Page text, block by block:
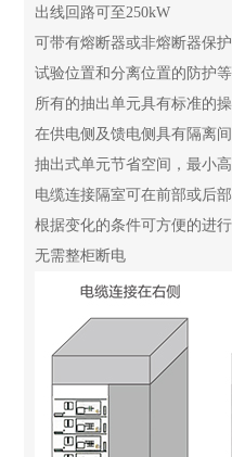
出线回路可至250kW
可带有熔断器或非熔断器保护
试验位置和分离位置的防护
所有的抽出单元具有标准的
在供电侧及馈电侧具有隔离
抽出式单元节省空间，最小
电缆连接隔室可在前部或后部
根据变化的条件可方便的进行
无需整柜断电